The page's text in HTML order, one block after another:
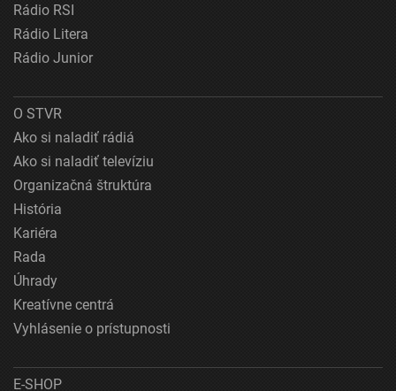
Rádio RSI
Rádio Litera
Rádio Junior
O STVR
Ako si naladiť rádiá
Ako si naladiť televíziu
Organizačná štruktúra
História
Kariéra
Rada
Úhrady
Kreatívne centrá
Vyhlásenie o prístupnosti
E-SHOP